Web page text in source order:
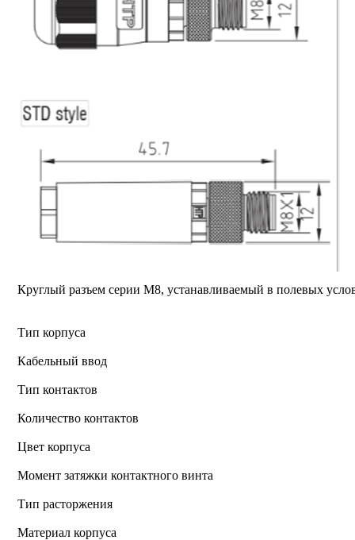
Круглый разъем серии M8, устанавливаемый в полевых
Тип корпуса
Кабельный ввод
Тип контактов
Количество контактов
Цвет корпуса
Момент затяжки контактного винта
Тип расторжения
Материал корпуса